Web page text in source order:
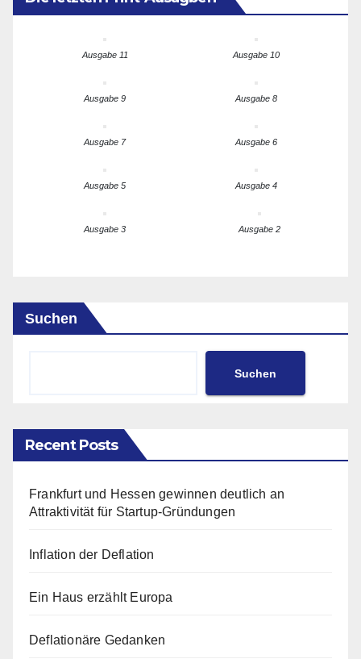
Ausgabe 11 Ausgabe 10
Ausgabe 9 Ausgabe 8
Ausgabe 7 Ausgabe 6
Ausgabe 5 Ausgabe 4
Ausgabe 3 Ausgabe 2
Suchen
Suchen
Recent Posts
Frankfurt und Hessen gewinnen deutlich an
Attraktivität für Startup-Gründungen
Inflation der Deflation
Ein Haus erzählt Europa
Deflationäre Gedanken